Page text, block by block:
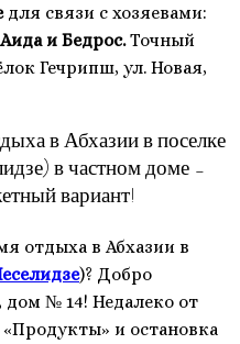
для связи с хозяевами:
и Бедрос.Точный
Гечрипш, ул. Новая,
в Абхазии в поселке
в частном доме –
вариант!
отдыха в Абхазии в
)? Добро
дом № 14! Недалеко от
и остановка